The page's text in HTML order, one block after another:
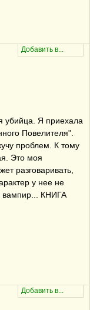
убийца. Я приехала
Повелителя".
проблем. К тому
Это моя
разговаривать,
у нее не
вампир... КНИГА